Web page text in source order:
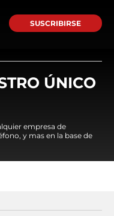
SUSCRIBIRSE
ÚNICO
empresa de
y mas en la base de